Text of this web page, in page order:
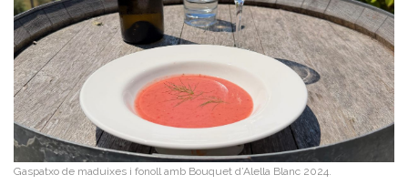
Gaspatxo de maduixes i fonoll amb Bouquet d’Alella Blanc 2024.